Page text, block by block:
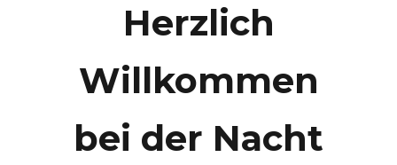
Herzlich
Willkommen
bei der Nacht